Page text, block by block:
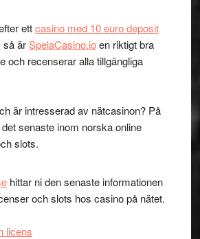
ettcasino med 10 euro deposit
så ärSpelaCasino.ioen riktigt bra
och recenserar alla tillgängliga
är intresserad av nätcasinon? På
senaste inom norska online
slots.
hittar ni den senaste informationen
och slots hos casino på nätet.
licens